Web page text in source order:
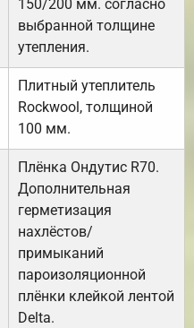
150/200 мм. согласно
выбранной толщине
утепления.
Плитный утеплитель
Rockwool, толщиной
100 мм.
Плёнка Ондутис R70.
Дополнительная
герметизация
нахлёстов/
примыканий
пароизоляционной
плёнки клейкой лентой
Delta.